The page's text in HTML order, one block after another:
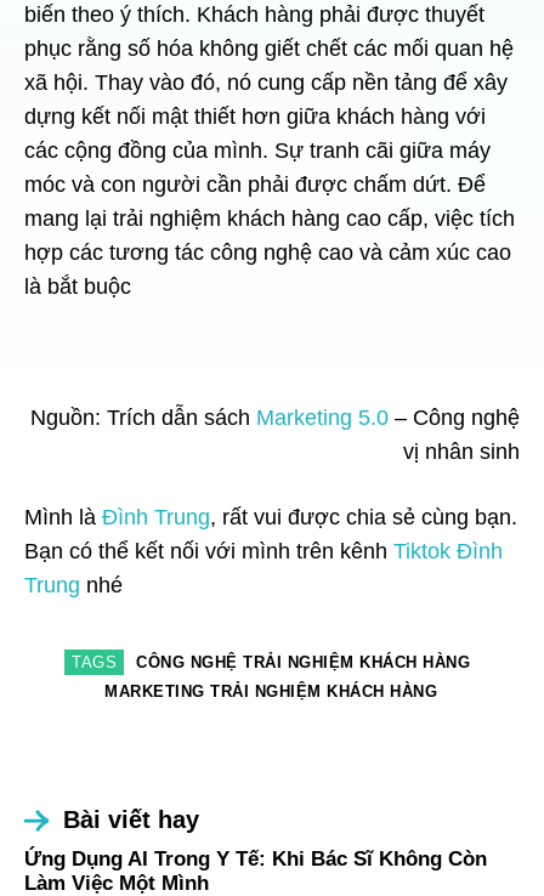
biến theo ý thích. Khách hàng phải được thuyết
phục rằng số hóa không giết chết các mối quan hệ
xã hội. Thay vào đó, nó cung cấp nền tảng để xây
dựng kết nối mật thiết hơn giữa khách hàng với
các cộng đồng của mình. Sự tranh cãi giữa máy
móc và con người cần phải được chấm dứt. Để
mang lại trải nghiệm khách hàng cao cấp, việc tích
hợp các tương tác công nghệ cao và cảm xúc cao
là bắt buộc
Nguồn: Trích dẫn sách Marketing 5.0 – Công nghệ
vị nhân sinh
Mình là Đình Trung, rất vui được chia sẻ cùng bạn.
Bạn có thể kết nối với mình trên kênh Tiktok Đình
Trung nhé
TAGS
CÔNG NGHỆ TRẢI NGHIỆM KHÁCH HÀNG
MARKETING TRẢI NGHIỆM KHÁCH HÀNG
Bài viết hay
Ứng Dụng AI Trong Y Tế: Khi Bác Sĩ Không Còn
Làm Việc Một Mình